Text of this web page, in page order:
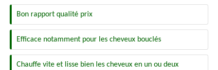
Bon rapport qualité prix
Efficace notamment pour les cheveux bouclés
Chauffe vite et lisse bien les cheveux en un ou deux